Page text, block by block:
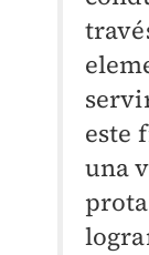
este
una